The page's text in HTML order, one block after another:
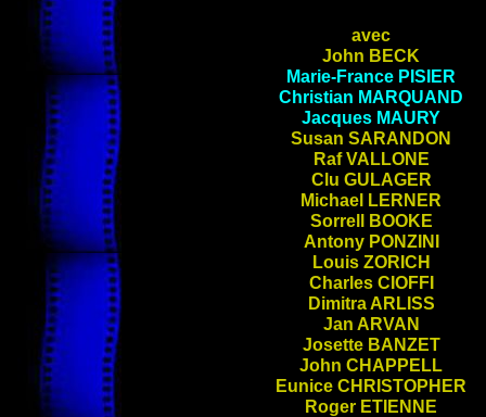
avec
John BECK
Marie-France PISIER
Christian MARQUAND
Jacques MAURY
Susan SARANDON
RafVALLONE
Clu GULAGER
Michael LERNER
Sorrell BOOKE
Antony PONZINI
Louis ZORICH
Charles CIOFFI
Dimitra ARLISS
Jan ARVAN
Josette BANZET
John CHAPPELL
Eunice CHRISTOPHER
Roger ETIENNE